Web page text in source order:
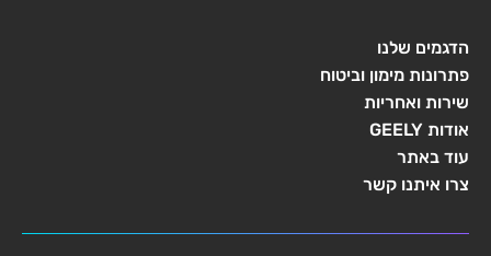
הדגמים שלנו
פתרונות מימון וביטוח
שירות ואחריות
אודות GEELY
עוד באתר
צרו איתנו קשר